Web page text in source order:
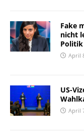
Fake
nicht
Politik
April
US-
April